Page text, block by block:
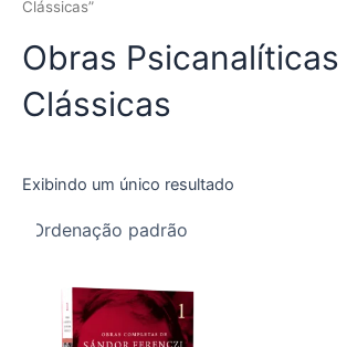
Clássicas”
Obras Psicanalíticas
Clássicas
Exibindo um único resultado